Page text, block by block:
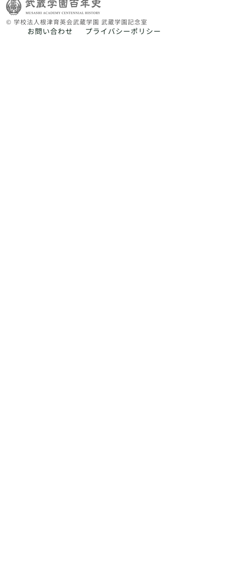
© 学校法人根津育英会武蔵学園 武蔵学園記念室
お問い合わせ プライバシーポリシー